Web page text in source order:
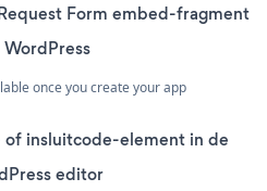
Form embed-fragment
once you create your app
of insluitcode-element in de
editor